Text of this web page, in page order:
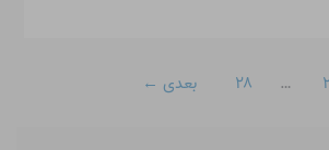
۲ … ۲۸ بعدی ←